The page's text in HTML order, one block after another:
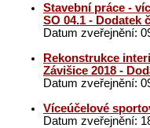
Stavební práce -
SO 04.1 - Dodatek
Datum zveřejnění:
Rekonstrukce
Závišice 2018 -
Datum zveřejnění:
Víceúčelové
Datum zveřejnění: